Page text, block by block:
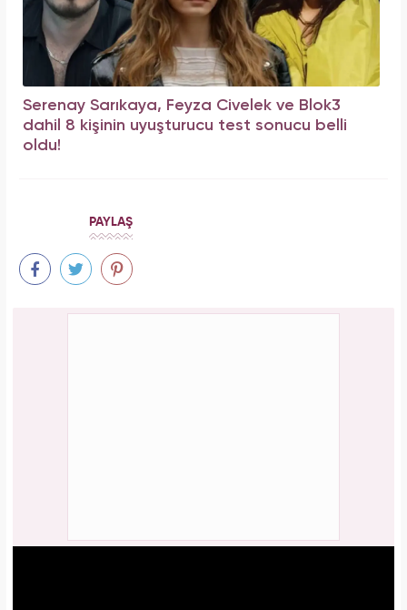
Serenay Sarıkaya, Feyza Civelek ve Blok3
dahil 8 kişinin uyuşturucu test sonucu belli
oldu!
PAYLAŞ